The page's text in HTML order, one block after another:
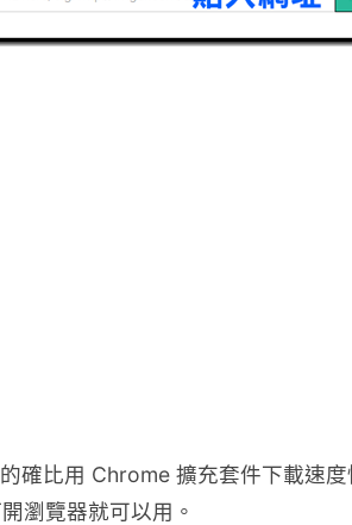
確比用 Chrome 擴充套件下載速
瀏覽器就可以用。